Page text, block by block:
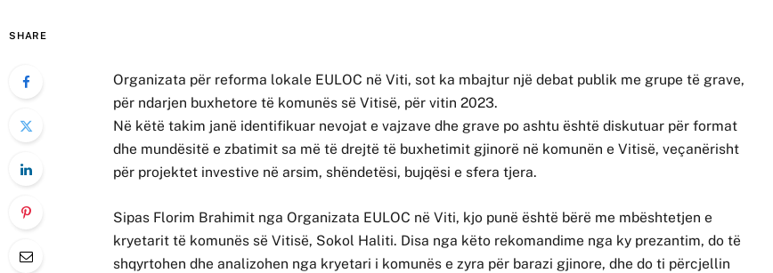
SHARE
Organizata për reforma lokale EULOC në Viti, sot ka mbajtur një debat publik me grupe të grave,
për ndarjen buxhetore të komunës së Vitisë, për vitin 2023.
Në këtë takim janë identifikuar nevojat e vajzave dhe grave po ashtu është diskutuar për format
dhe mundësitë e zbatimit sa më të drejtë të buxhetimit gjinorë në komunën e Vitisë, veçanërisht
për projektet investive në arsim, shëndetësi, bujqësi e sfera tjera.
Sipas Florim Brahimit nga Organizata EULOC në Viti, kjo punë është bërë me mbështetjen e
kryetarit të komunës së Vitisë, Sokol Haliti. Disa nga këto rekomandime nga ky prezantim, do të
shqyrtohen dhe analizohen nga kryetari i komunës e zyra për barazi gjinore, dhe do ti përcjellin